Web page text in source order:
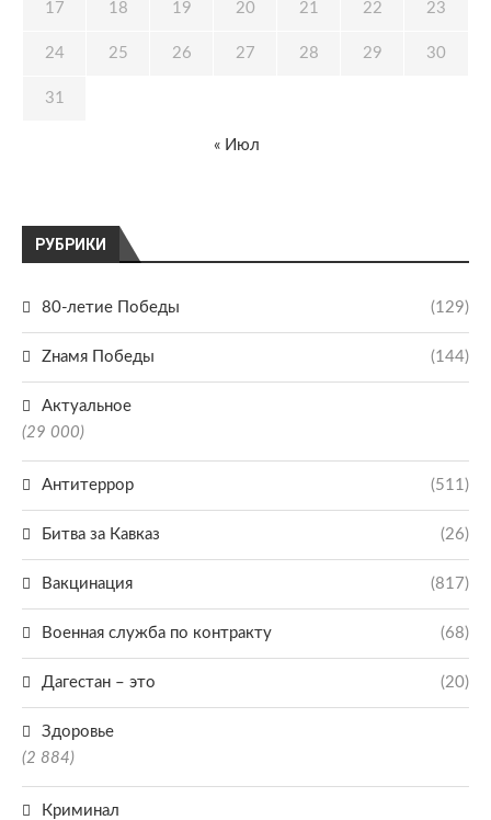
РУБРИКИ
80-летие Победы (129)
Zнамя Победы (144)
Актуальное
(29 000)
Антитеррор (511)
Битва за Кавказ (26)
Вакцинация (817)
Военная служба по контракту (68)
Дагестан – это (20)
Здоровье
(2 884)
Криминал
17 18 19 20 21 22 23
24 25 26 27 28 29 30
31
« Июл